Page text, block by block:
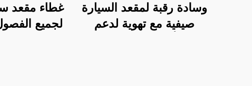
وسادة رقبة لمقعد السيارة
صيفية مع تهوية لدعم
غطاء مقعد
لجميع